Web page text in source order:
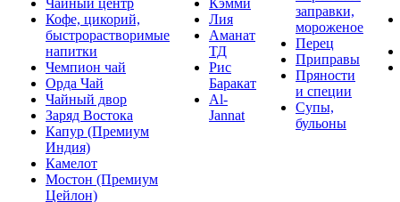
Чайный центр
Кофе, цикорий,
быстрорастворимые
напитки
Чемпион чай
Орда Чай
Чайный двор
Заряд Востока
Капур (Премиум
Индия)
Камелот
Мостон (Премиум
Цейлон)
Кэмми
Лия
Аманат
ТД
Рис
Баракат
Al-
Jannat
заправки,
мороженое
Перец
Приправы
Пряности
и специи
Супы,
бульоны